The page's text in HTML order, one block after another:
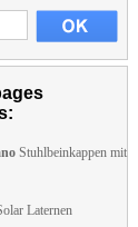
Stuhlbeinkappen mit
Laternen